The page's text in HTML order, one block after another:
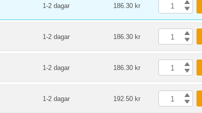
1-2 dagar 186.30 kr
1-2 dagar 186.30 kr
1-2 dagar 186.30 kr
1-2 dagar 192.50 kr